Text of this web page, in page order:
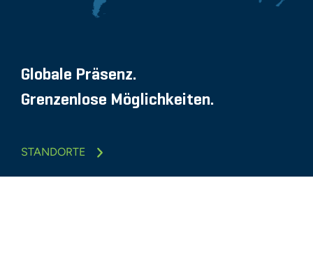
Globale Präsenz.
Grenzenlose Möglichkeiten.
STANDORTE